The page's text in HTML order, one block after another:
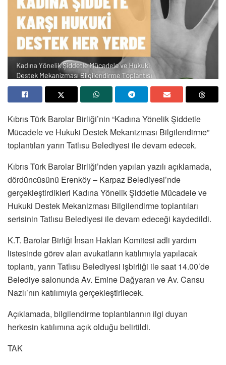
Kıbrıs Türk Barolar Birliği’nin “Kadına Yönelik Şiddetle
Mücadele ve Hukuki Destek Mekanizması Bilgilendirme”
toplantıları yarın Tatlısu Belediyesi ile devam edecek.
Kıbrıs Türk Barolar Birliği’nden yapılan yazılı açıklamada,
dördüncüsünü Erenköy – Karpaz Belediyesi’nde
gerçekleştirdikleri Kadına Yönelik Şiddetle Mücadele ve
Hukuki Destek Mekanizması Bilgilendirme toplantıları
serisinin Tatlısu Belediyesi ile devam edeceği kaydedildi.
K.T. Barolar Birliği İnsan Hakları Komitesi adli yardım
listesinde görev alan avukatların katılımıyla yapılacak
toplantı, yarın Tatlısu Belediyesi işbirliği ile saat 14.00’de
Belediye salonunda Av. Emine Dağyaran ve Av. Cansu
Nazlı’nın katılımıyla gerçekleştirilecek.
Açıklamada, bilgilendirme toplantılarının ilgi duyan
herkesin katılımına açık olduğu belirtildi.
TAK